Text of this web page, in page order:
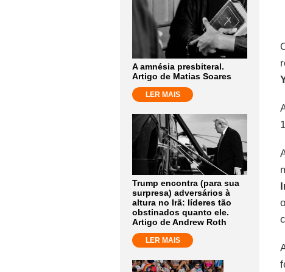
A amnésia presbiteral.
Artigo de Matias Soares
LER MAIS
Trump encontra (para sua
surpresa) adversários à
altura no Irã: líderes tão
obstinados quanto ele.
Artigo de Andrew Roth
LER MAIS